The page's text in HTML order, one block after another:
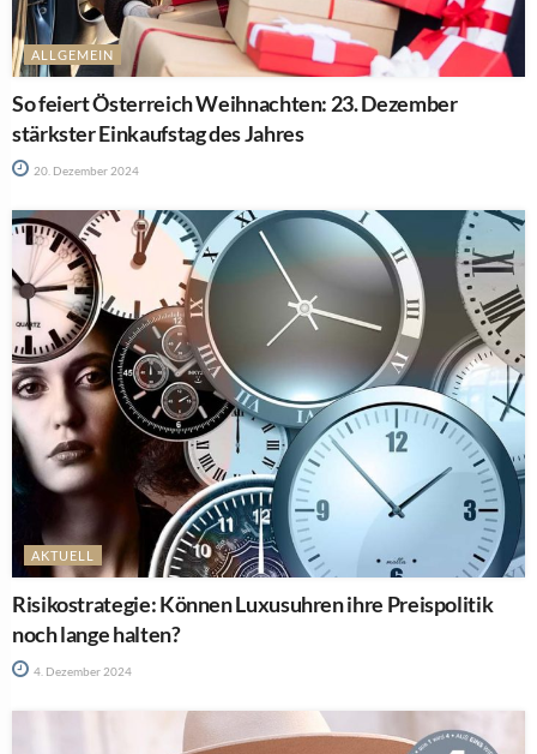
ALLGEMEIN
So feiert Österreich Weihnachten: 23. Dezember
stärkster Einkaufstag des Jahres
20. Dezember 2024
AKTUELL
Risikostrategie: Können Luxusuhren ihre Preispolitik
noch lange halten?
4. Dezember 2024